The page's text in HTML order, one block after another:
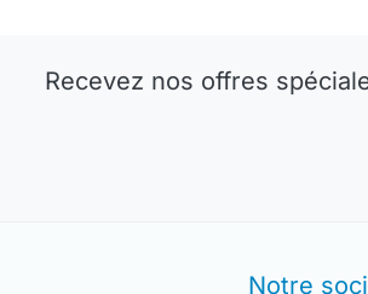
Recevez nos offres
Notre